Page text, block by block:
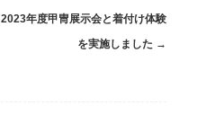
2023年度甲冑展示会と着付け体験
を実施しました →